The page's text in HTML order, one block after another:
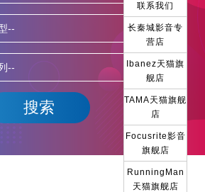
联系我们
长秦城影音专
营店
Ibanez天猫旗
舰店
TAMA天猫旗舰
店
Focusrite影音
旗舰店
RunningMan
天猫旗舰店